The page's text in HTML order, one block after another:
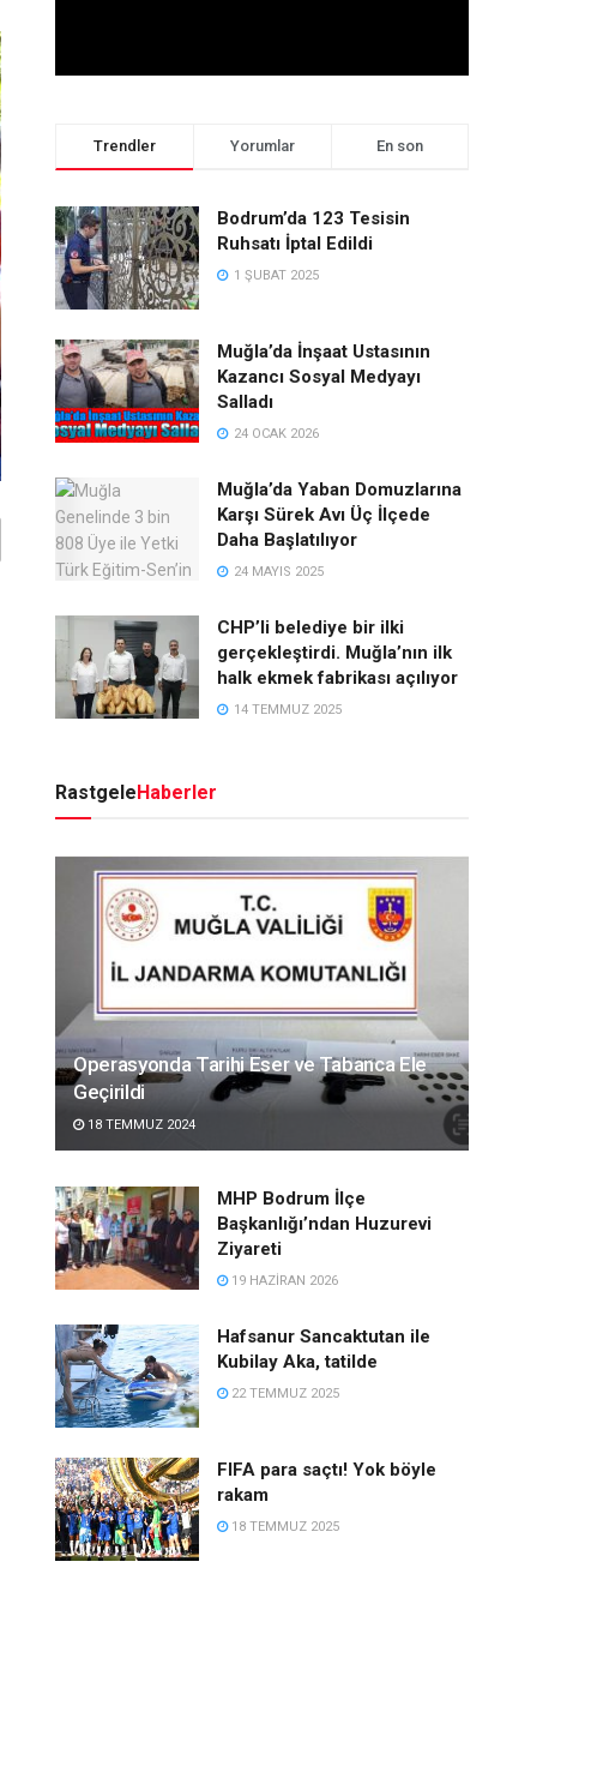
Trendler Yorumlar En son
Bodrum’da 123 Tesisin
Ruhsatı İptal Edildi
1 ŞUBAT 2025
Muğla’da İnşaat Ustasının
Kazancı Sosyal Medyayı
Salladı
24 OCAK 2026
Muğla’da Yaban Domuzlarına
Karşı Sürek Avı Üç İlçede
Daha Başlatılıyor
24 MAYIS 2025
CHP’li belediye bir ilki
gerçekleştirdi. Muğla’nın ilk
halk ekmek fabrikası açılıyor
14 TEMMUZ 2025
RastgeleHaberler
Operasyonda Tarihi Eser ve Tabanca Ele
Geçirildi
18 TEMMUZ 2024
MHP Bodrum İlçe
Başkanlığı’ndan Huzurevi
Ziyareti
19 HAZIRAN 2026
Hafsanur Sancaktutan ile
Kubilay Aka, tatilde
22 TEMMUZ 2025
FIFA para saçtı! Yok böyle
rakam
18 TEMMUZ 2025